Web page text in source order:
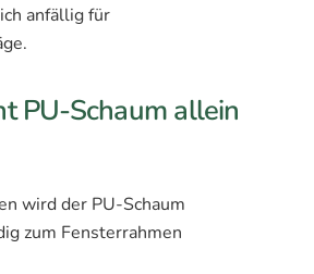
anfällig für
PU-Schaum allein
wird der PU-Schaum
zum Fensterrahmen